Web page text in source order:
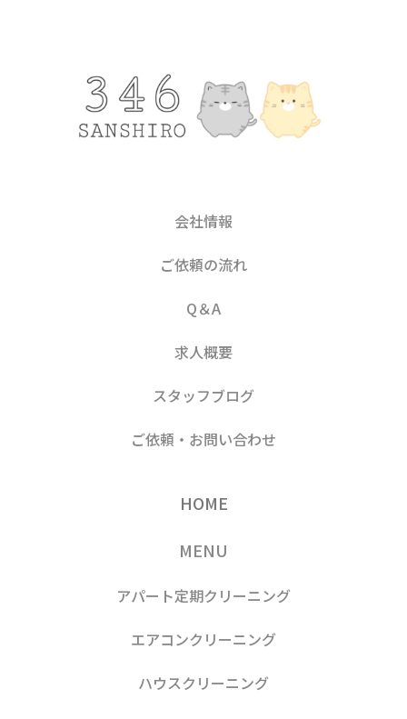
会社情報
ご依頼の流れ
Q＆A
求人概要
スタッフブログ
ご依頼・お問い合わせ
HOME
MENU
アパート定期クリーニング
エアコンクリーニング
ハウスクリーニング